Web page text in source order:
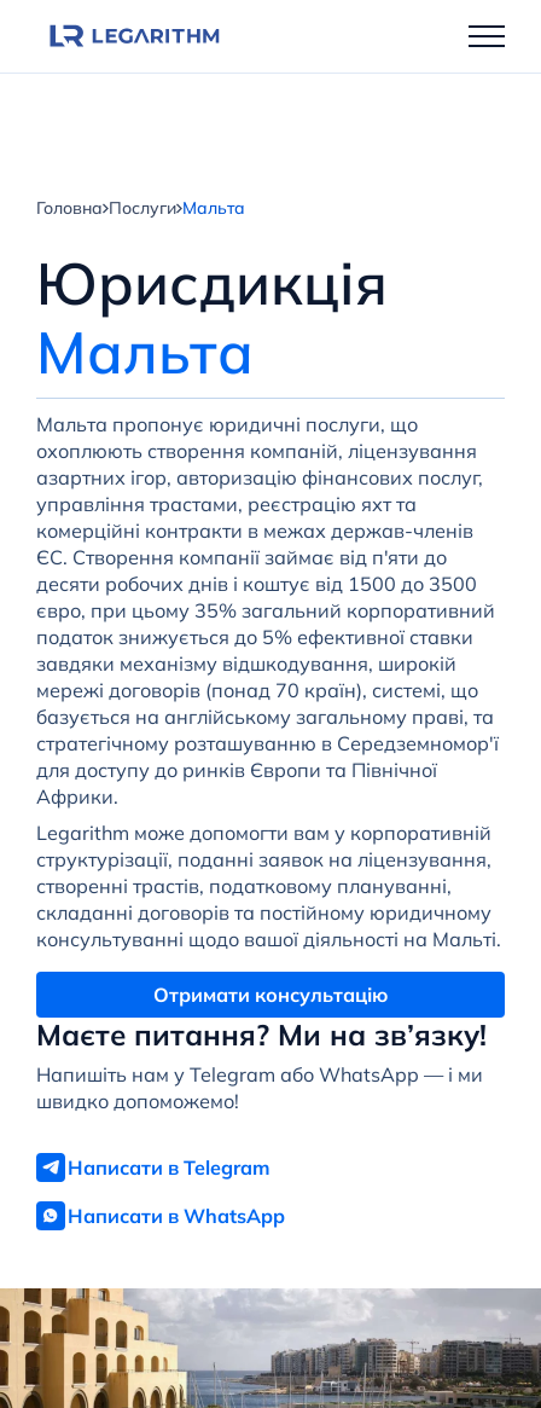
Головна Послуги Мальта
Юрисдикція
Мальта
Маєте питання? Ми на зв’язку!
Напишіть нам у Telegram або WhatsApp — і ми
швидко допоможемо!
Написати в Telegram
Написати в WhatsApp
Мальта пропонує юридичні послуги, що
охоплюють створення компаній, ліцензування
азартних ігор, авторизацію фінансових послуг,
управління трастами, реєстрацію яхт та
комерційні контракти в межах держав-членів
ЄС. Створення компанії займає від п'яти до
десяти робочих днів і коштує від 1500 до 3500
євро, при цьому 35% загальний корпоративний
податок знижується до 5% ефективної ставки
завдяки механізму відшкодування, широкій
мережі договорів (понад 70 країн), системі, що
базується на англійському загальному праві, та
стратегічному розташуванню в Середземномор'ї
для доступу до ринків Європи та Північної
Африки.
Legarithm може допомогти вам у корпоративній
структурізації, поданні заявок на ліцензування,
створенні трастів, податковому плануванні,
складанні договорів та постійному юридичному
консультуванні щодо вашої діяльності на Мальті.
Отримати консультацію